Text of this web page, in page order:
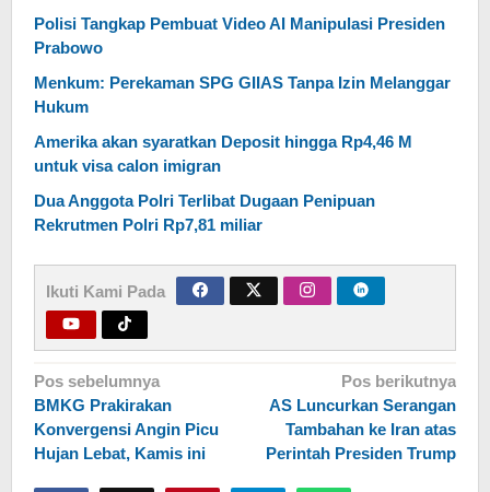
Polisi Tangkap Pembuat Video AI Manipulasi Presiden
Prabowo
Menkum: Perekaman SPG GIIAS Tanpa Izin Melanggar
Hukum
Amerika akan syaratkan Deposit hingga Rp4,46 M
untuk visa calon imigran
Dua Anggota Polri Terlibat Dugaan Penipuan
Rekrutmen Polri Rp7,81 miliar
Ikuti Kami Pada
Navigasi
pos
Pos sebelumnya
BMKG Prakirakan
Konvergensi Angin Picu
Hujan Lebat, Kamis ini
Pos berikutnya
AS Luncurkan Serangan
Tambahan ke Iran atas
Perintah Presiden Trump